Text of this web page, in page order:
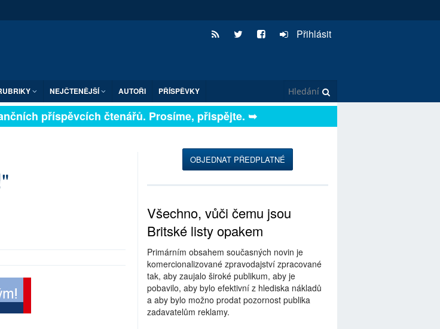
Přihlásit
NEJČTENĚJŠÍ AUTOŘI PŘÍSPĚVKY
příspěvcích čtenářů. Prosíme, přispějte. ➥
OBJEDNAT PŘEDPLATNÉ
Všechno, vůči čemu jsou
Britské listy opakem
Primárním obsahem současných novin je
komercionalizované zpravodajství zpracované
tak, aby zaujalo široké publikum, aby je
pobavilo, aby bylo efektivní z hlediska nákladů
a aby bylo možno prodat pozornost publika
zadavatelům reklamy.